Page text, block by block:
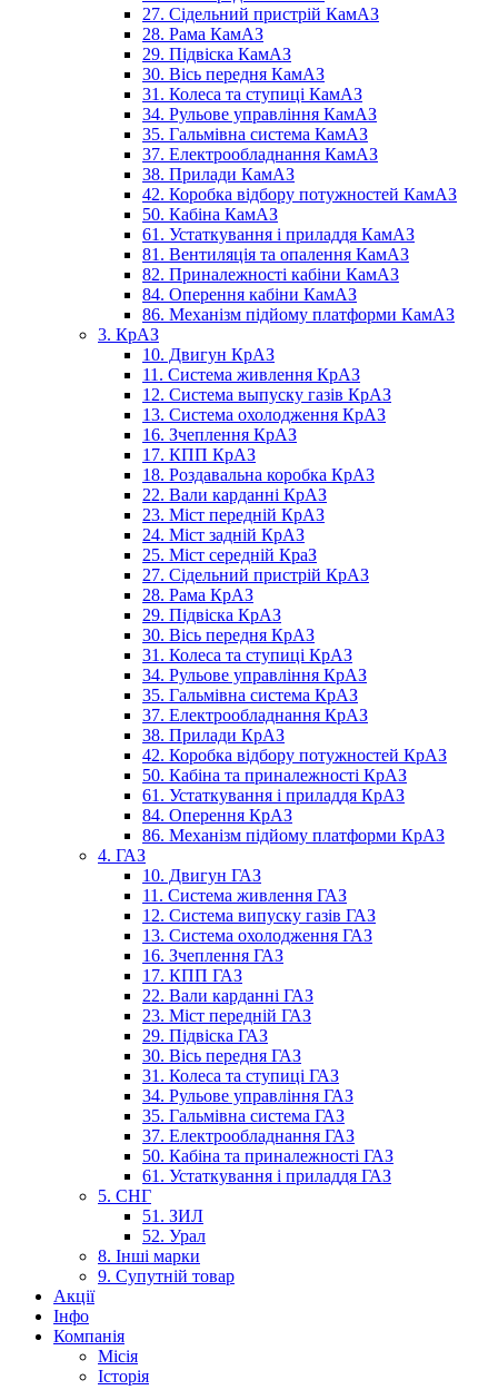
27. Сідельний пристрій КамАЗ
28. Рама КамАЗ
29. Підвіска КамАЗ
30. Вісь передня КамАЗ
31. Колеса та ступиці КамАЗ
34. Рульове управління КамАЗ
35. Гальмівна система КамАЗ
37. Електрообладнання КамАЗ
38. Прилади КамАЗ
42. Коробка відбору потужностей КамАЗ
50. Кабіна КамАЗ
61. Устаткування і приладдя КамАЗ
81. Вентиляція та опалення КамАЗ
82. Приналежності кабіни КамАЗ
84. Оперення кабіни КамАЗ
86. Механізм підйому платформи КамАЗ
3. КрАЗ
10. Двигун КрАЗ
11. Система живлення КрАЗ
12. Система выпуску газів КрАЗ
13. Система охолодження КрАЗ
16. Зчеплення КрАЗ
17. КПП КрАЗ
18. Роздавальна коробка КрАЗ
22. Вали карданні КрАЗ
23. Міст передній КрАЗ
24. Міст задній КрАЗ
25. Міст середній КраЗ
27. Сідельний пристрій КрАЗ
28. Рама КрАЗ
29. Підвіска КрАЗ
30. Вісь передня КрАЗ
31. Колеса та ступиці КрАЗ
34. Рульове управління КрАЗ
35. Гальмівна система КрАЗ
37. Електрообладнання КрАЗ
38. Прилади КрАЗ
42. Коробка відбору потужностей КрАЗ
50. Кабіна та приналежності КрАЗ
61. Устаткування і приладдя КрАЗ
84. Оперення КрАЗ
86. Механізм підйому платформи КрАЗ
4. ГАЗ
10. Двигун ГАЗ
11. Система живлення ГАЗ
12. Система випуску газів ГАЗ
13. Система охолодження ГАЗ
16. Зчеплення ГАЗ
17. КПП ГАЗ
22. Вали карданні ГАЗ
23. Міст передній ГАЗ
29. Підвіска ГАЗ
30. Вісь передня ГАЗ
31. Колеса та ступиці ГАЗ
34. Рульове управління ГАЗ
35. Гальмівна система ГАЗ
37. Електрообладнання ГАЗ
50. Кабіна та приналежності ГАЗ
61. Устаткування і приладдя ГАЗ
5. СНГ
51. ЗИЛ
52. Урал
8. Інші марки
9. Супутній товар
Акції
Інфо
Компанія
Місія
Історія